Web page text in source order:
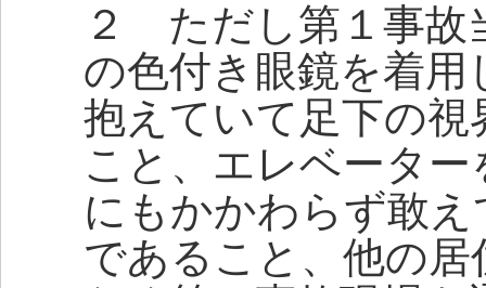
２ ただし第１事故
の色付き眼鏡を着
抱えていて足下の
こと、エレベータ
にもかかわらず敢
であること、他の